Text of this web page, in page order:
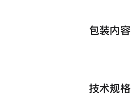
包装内容
技术规格